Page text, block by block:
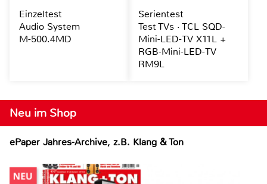
Neu im Shop
ePaper Jahres-Archive, z.B. Klang & Ton
Einzeltest
Audio System
M-500.4MD
Serientest
Test TVs · TCL SQD-
Mini-LED-TV X11L +
RGB-Mini-LED-TV
RM9L